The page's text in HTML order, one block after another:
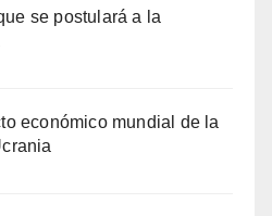
se postulará a la
económico mundial de la